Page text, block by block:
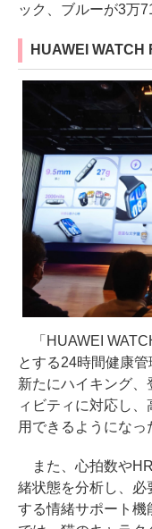
ック、ブルーが3万
HUAWEI WATCH
「HUAWEI
とする24時間健康管
新たにハイキング
ィビティに対応し
用できるようになっ
また、心拍数や
緒状態を分析し、必
する情緒サポート機